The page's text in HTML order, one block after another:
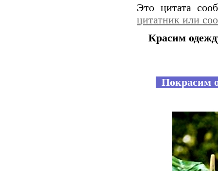
Это цитата
цитатник или
Красим
Покрасим